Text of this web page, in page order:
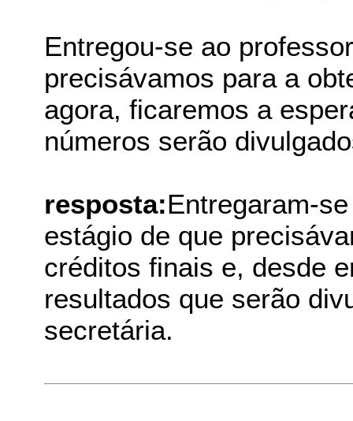
Entregou-se ao
precisávamos para a
agora, ficaremos a
números serão
resposta:Entregaram-
estágio de que
créditos finais e, desde
resultados que serão
secretária.